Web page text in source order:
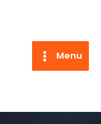
Menu